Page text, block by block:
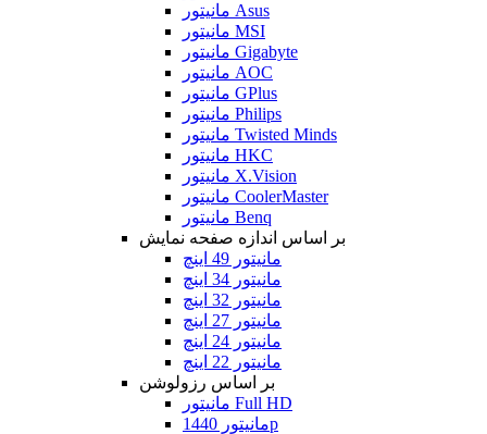
مانیتور Asus
مانیتور MSI
مانیتور Gigabyte
مانیتور AOC
مانیتور GPlus
مانیتور Philips
مانیتور Twisted Minds
مانیتور HKC
مانیتور X.Vision
مانیتور CoolerMaster
مانیتور Benq
بر اساس اندازه صفحه نمایش
مانیتور 49 اینچ
مانیتور 34 اینچ
مانیتور 32 اینچ
مانیتور 27 اینچ
مانیتور 24 اینچ
مانیتور 22 اینچ
بر اساس رزولوشن
مانیتور Full HD
مانیتور 1440p